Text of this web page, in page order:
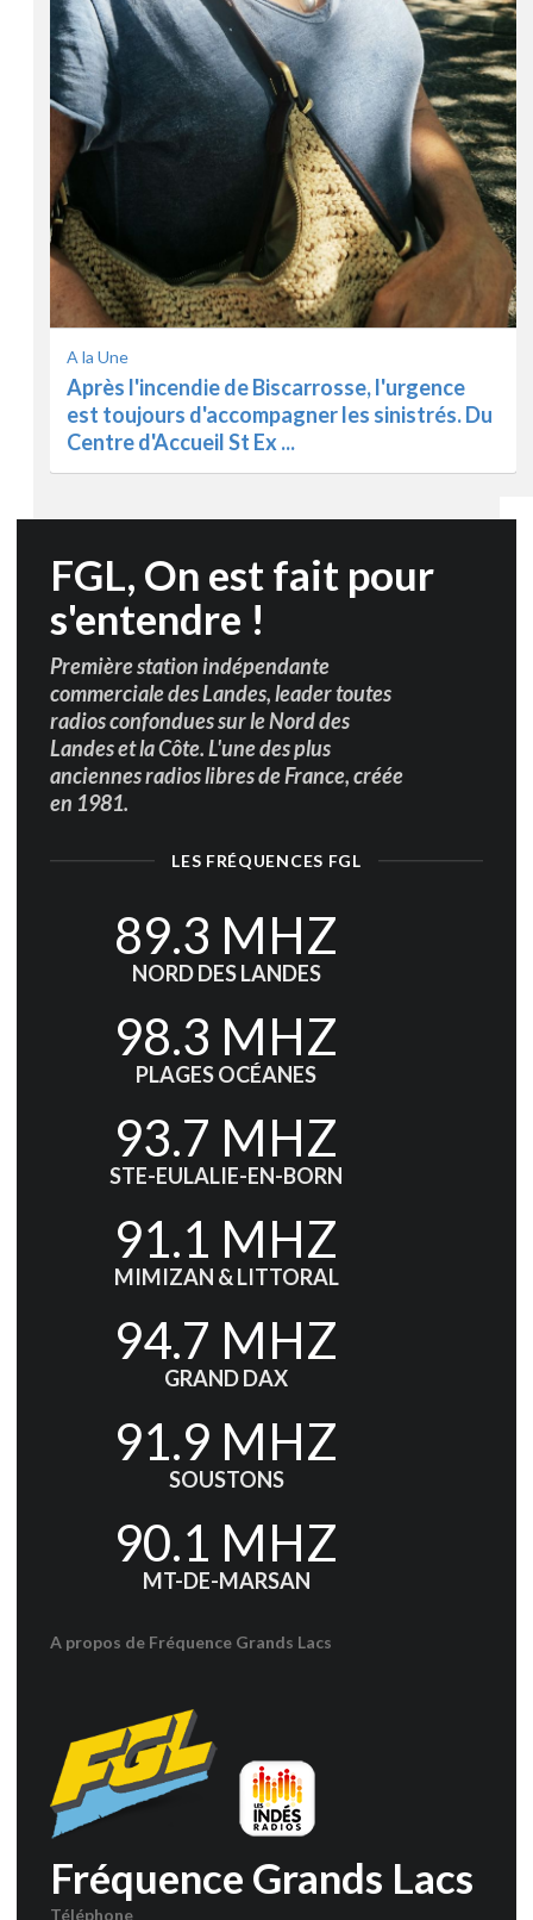
A la Une
Après l'incendie de Biscarrosse, l'urgence
est toujours d'accompagner les sinistrés. Du
Centre d'Accueil St Ex ...
FGL, On est fait pour
s'entendre !
Première station indépendante
commerciale des Landes, leader toutes
radios confondues sur le Nord des
Landes et la Côte. L'une des plus
anciennes radios libres de France, créée
en 1981.
LES FRÉQUENCES FGL
89.3 MHZ
NORD DES LANDES
98.3 MHZ
PLAGES OCÉANES
93.7 MHZ
STE-EULALIE-EN-BORN
91.1 MHZ
MIMIZAN & LITTORAL
94.7 MHZ
GRAND DAX
91.9 MHZ
SOUSTONS
90.1 MHZ
MT-DE-MARSAN
A propos de Fréquence Grands Lacs
Fréquence Grands Lacs
Téléphone